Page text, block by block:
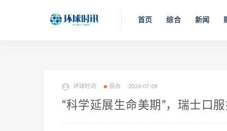
首页 综合 新闻
环球时讯 综合 2024-07-09
“科学延展生命美期”，瑞士口